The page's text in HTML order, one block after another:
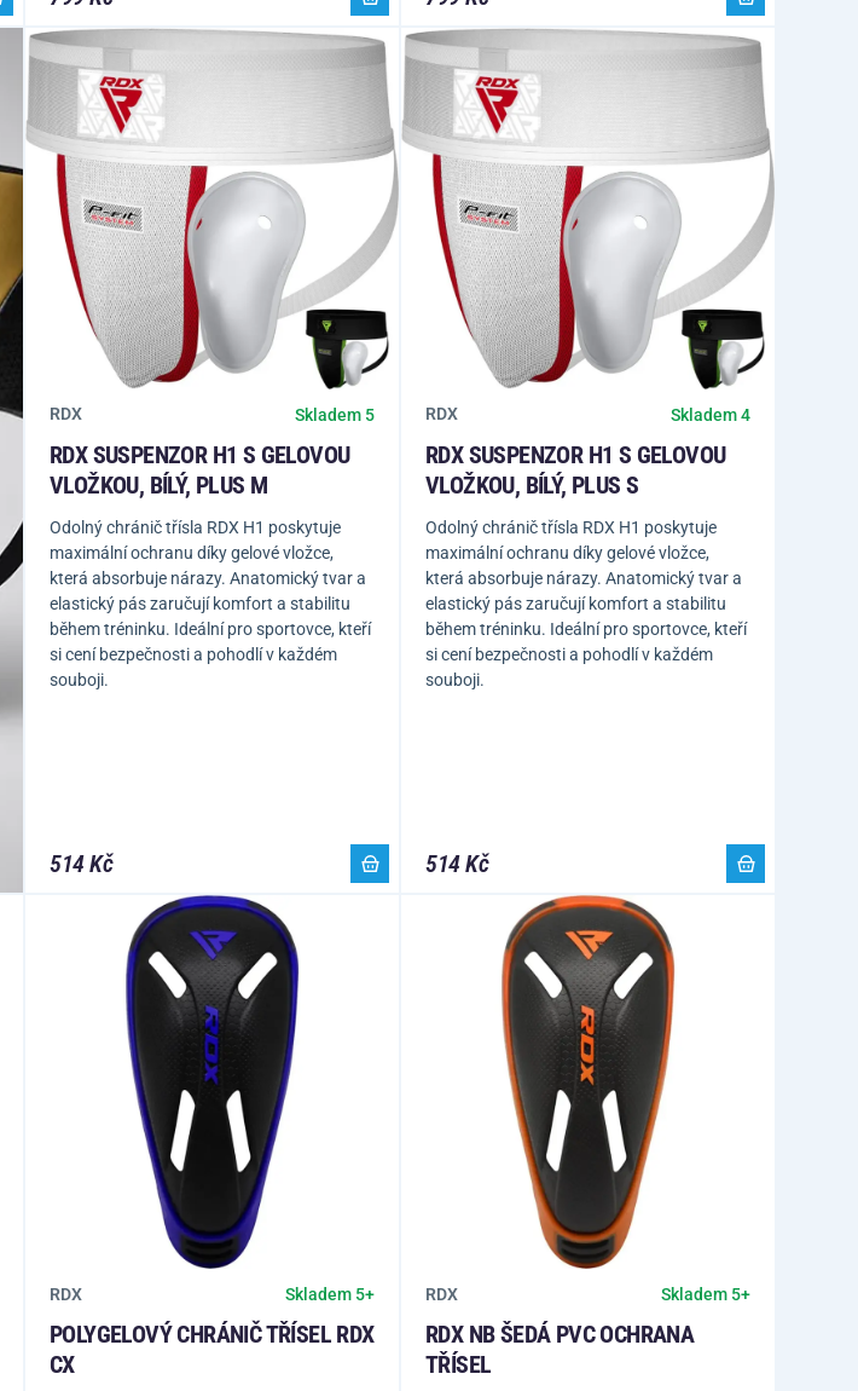
RDX Skladem 5
RDX SUSPENZOR H1 S GELOVOU
VLOŽKOU, BÍLÝ, PLUS M
Odolný chránič třísla RDX H1 poskytuje
maximální ochranu díky gelové vložce,
která absorbuje nárazy. Anatomický tvar a
elastický pás zaručují komfort a stabilitu
během tréninku. Ideální pro sportovce, kteří
si cení bezpečnosti a pohodlí v každém
souboji.
514 Kč
RDX Skladem 4
RDX SUSPENZOR H1 S GELOVOU
VLOŽKOU, BÍLÝ, PLUS S
Odolný chránič třísla RDX H1 poskytuje
maximální ochranu díky gelové vložce,
která absorbuje nárazy. Anatomický tvar a
elastický pás zaručují komfort a stabilitu
během tréninku. Ideální pro sportovce, kteří
si cení bezpečnosti a pohodlí v každém
souboji.
514 Kč
RDX Skladem 5+
POLYGELOVÝ CHRÁNIČ TŘÍSEL RDX
CX
RDX Skladem 5+
RDX NB ŠEDÁ PVC OCHRANA
TŘÍSEL